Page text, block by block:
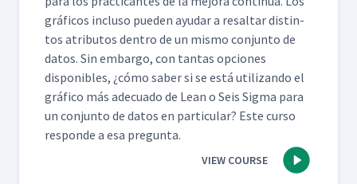
grá­fi­cos inclu­so pueden ayu­dar a resaltar dis­tin­
tos atrib­u­tos den­tro de un mis­mo con­jun­to de
datos. Sin embar­go, con tan­tas opciones
disponibles, ¿cómo saber si se está uti­lizan­do el
grá­fi­co más ade­cua­do de Lean o Seis Sig­ma para
un con­jun­to de datos en par­tic­u­lar? Este cur­so
responde a esa pregunta.
VIEW COURSE